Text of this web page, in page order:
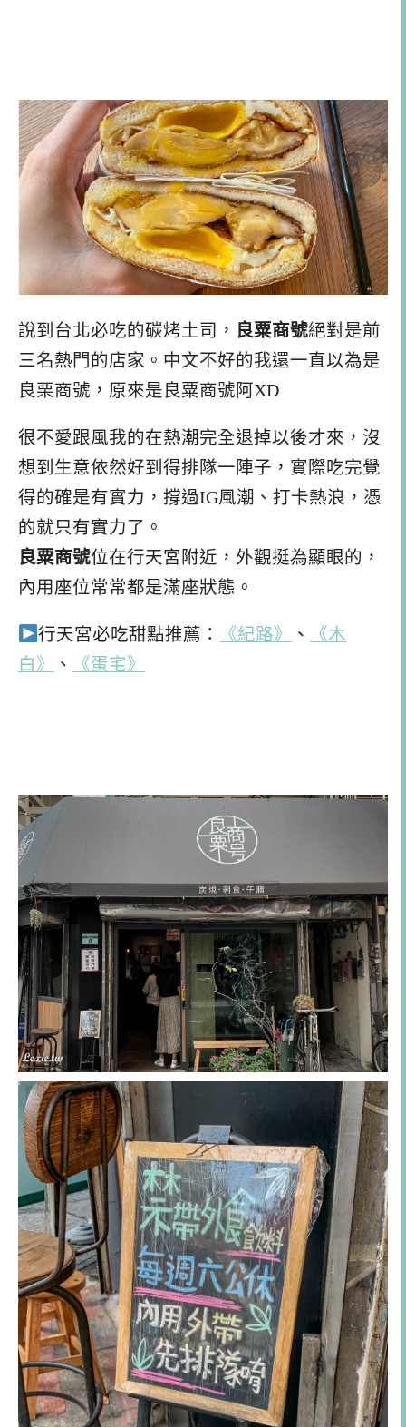
說到台北必吃的碳烤土司， 良粟商號絕對是前
三名熱門的店家。中文不好的我還一直以為是
良栗商號，原來是良粟商號阿XD
很不愛跟風我的在熱潮完全退掉以後才來，沒
想到生意依然好到得排隊一陣子，實際吃完覺
得的確是有實力，撐過IG風潮、打卡熱浪，憑
的就只有實力了。
良粟商號位在行天宮附近，外觀挺為顯眼的，
內用座位常常都是滿座狀態。
行天宮必吃甜點推薦： 《紀路》 、
《木
白》
、 《蛋宅》